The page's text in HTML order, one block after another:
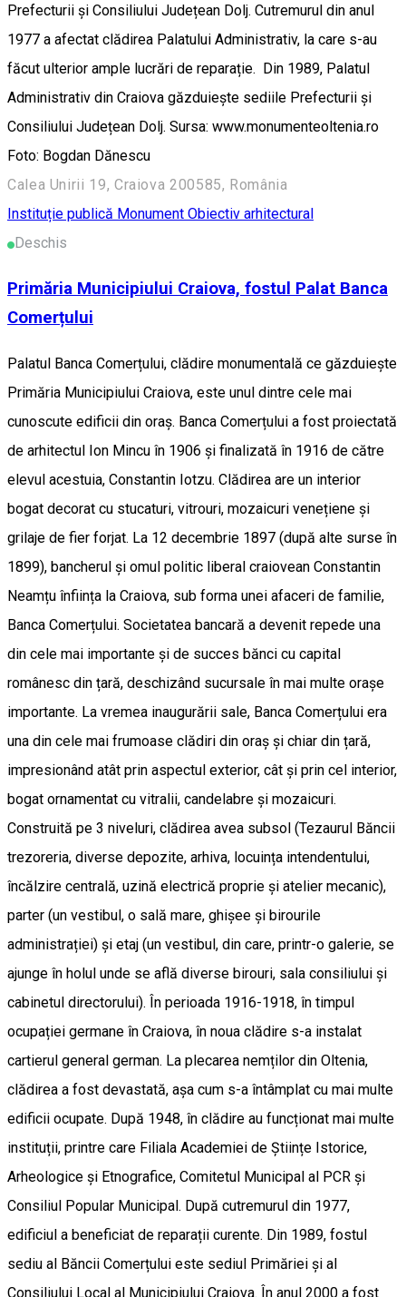
Prefecturii și Consiliului Județean Dolj. Cutremurul din anul
1977 a afectat clădirea Palatului Administrativ, la care s-au
făcut ulterior ample lucrări de reparație. Din 1989, Palatul
Administrativ din Craiova găzduiește sediile Prefecturii și
Consiliului Județean Dolj. Sursa: www.monumenteoltenia.ro
Foto: Bogdan Dănescu
Calea Unirii 19, Craiova 200585, România
Instituție publică Monument Obiectiv arhitectural
Deschis
Primăria Municipiului Craiova, fostul Palat Banca
Comerțului
Palatul Banca Comerțului, clădire monumentală ce găzduiește
Primăria Municipiului Craiova, este unul dintre cele mai
cunoscute edificii din oraș. Banca Comerțului a fost proiectată
de arhitectul Ion Mincu în 1906 și finalizată în 1916 de către
elevul acestuia, Constantin Iotzu. Clădirea are un interior
bogat decorat cu stucaturi, vitrouri, mozaicuri venețiene și
grilaje de fier forjat. La 12 decembrie 1897 (după alte surse în
1899), bancherul și omul politic liberal craiovean Constantin
Neamțu înființa la Craiova, sub forma unei afaceri de familie,
Banca Comerțului. Societatea bancară a devenit repede una
din cele mai importante și de succes bănci cu capital
românesc din țară, deschizând sucursale în mai multe orașe
importante. La vremea inaugurării sale, Banca Comerțului era
una din cele mai frumoase clădiri din oraș și chiar din țară,
impresionând atât prin aspectul exterior, cât și prin cel interior,
bogat ornamentat cu vitralii, candelabre și mozaicuri.
Construită pe 3 niveluri, clădirea avea subsol (Tezaurul Băncii
trezoreria, diverse depozite, arhiva, locuința intendentului,
încălzire centrală, uzină electrică proprie și atelier mecanic),
parter (un vestibul, o sală mare, ghișee și birourile
administrației) și etaj (un vestibul, din care, printr-o galerie, se
ajunge în holul unde se află diverse birouri, sala consiliului și
cabinetul directorului). În perioada 1916-1918, în timpul
ocupației germane în Craiova, în noua clădire s-a instalat
cartierul general german. La plecarea nemților din Oltenia,
clădirea a fost devastată, așa cum s-a întâmplat cu mai multe
edificii ocupate. După 1948, în clădire au funcționat mai multe
instituții, printre care Filiala Academiei de Științe Istorice,
Arheologice și Etnografice, Comitetul Municipal al PCR și
Consiliul Popular Municipal. După cutremurul din 1977,
edificiul a beneficiat de reparații curente. Din 1989, fostul
sediu al Băncii Comerțului este sediul Primăriei și al
Consiliului Local al Municipiului Craiova. În anul 2000 a fost